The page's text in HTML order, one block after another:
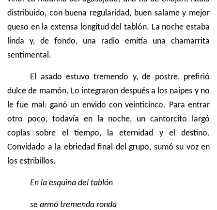
distribuido, con buena regularidad, buen salame y mejor
queso en la extensa longitud del tablón. La noche estaba
linda y, de fondo, una radio emitía una chamarrita
sentimental.
El asado estuvo tremendo y, de postre, prefirió
dulce de mamón. Lo integraron después a los naipes y no
le fue mal: ganó un envido con veinticinco. Para entrar
otro poco, todavía en la noche, un cantorcito largó
coplas sobre el tiempo, la eternidad y el destino.
Convidado a la ebriedad final del grupo, sumó su voz en
los estribillos.
En la esquina del tablón
se armó tremenda ronda